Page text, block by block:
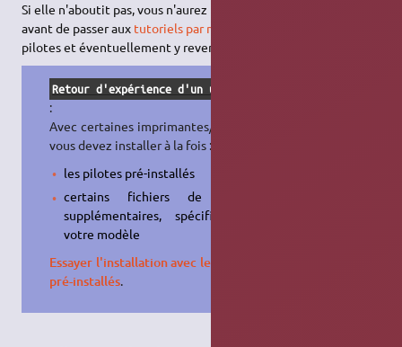
Si elle n'aboutit pas, vous n'aurez perdu que quelques minutes
avant de passer aux tutoriels par marque
pilotes et éventuellement y revenir une fois ceux-ci installés.
Retour d'expérience d'un utilisateur
:
Avec certaines imprimantes/scanner,
vous devez installer à la fois :
les pilotes pré-installés
certains fichiers de pilotes
supplémentaires, spécifiques à
votre modèle
Essayer l'installation avec les pilotes
pré-installés.